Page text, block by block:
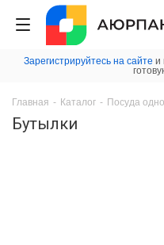
Зарегистрируйтесь на сайте и
Главная - Каталог - Посуда
Бутылки